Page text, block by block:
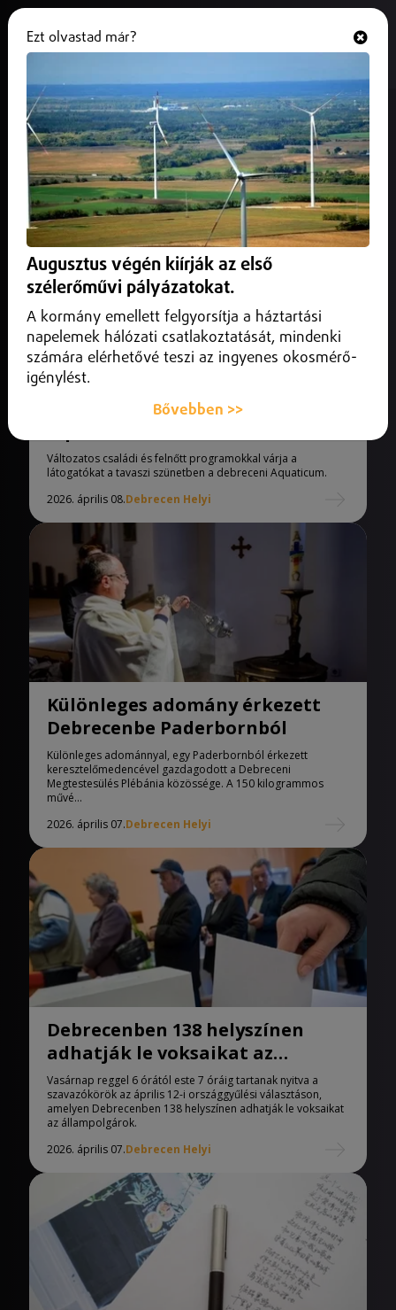
Debrecen Helyi
Változatos családi programok az
Változatos családi és felnőtt programokkal várja a
látogatókat a tavaszi szünetben a debreceni Aquaticum.
2026. április 08.Debrecen Helyi
Különleges adomány érkezett
Debrecenbe Paderbornból
Különleges adománnyal, egy Paderbornból érkezett
keresztelőmedencével gazdagodott a Debreceni
Megtestesülés Plébánia közössége. A 150 kilogrammos
művé...
2026. április 07.Debrecen Helyi
Debrecenben 138 helyszínen
adhatják le voksaikat az
állampolgárok
Vasárnap reggel 6 órától este 7 óráig tartanak nyitva a
szavazókörök az április 12-i országgyűlési választáson,
amelyen Debrecenben 138 helyszínen adhatják le voksaikat
az állampolgárok.
2026. április 07.Debrecen Helyi
Ezt olvastad már?
Augusztus végén kiírják az első
szélerőművi pályázatokat.
A kormány emellett felgyorsítja a háztartási
napelemek hálózati csatlakoztatását, mindenki
számára elérhetővé teszi az ingyenes okosmérő-
igénylést.
Bővebben >>